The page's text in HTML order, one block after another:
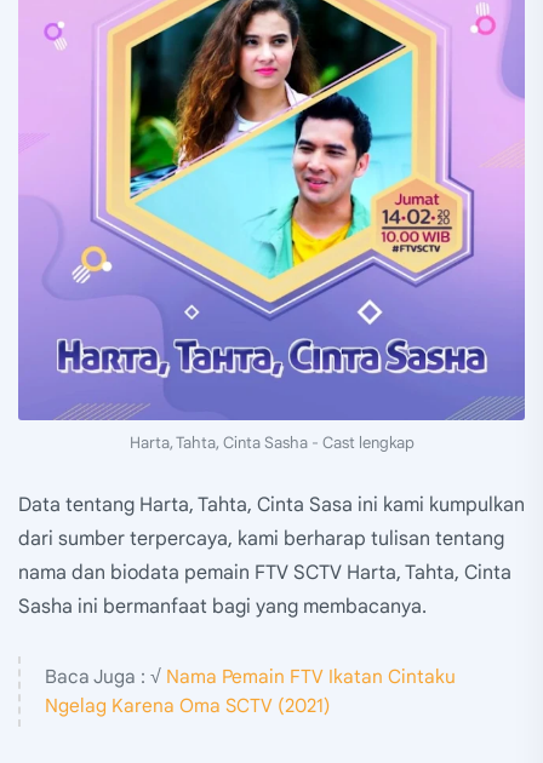
Harta, Tahta, Cinta Sasha - Cast lengkap
Data tentang Harta, Tahta, Cinta Sasa ini kami kumpulkan
dari sumber terpercaya, kami berharap tulisan tentang
nama dan biodata pemain FTV SCTV Harta, Tahta, Cinta
Sasha ini bermanfaat bagi yang membacanya.
Baca Juga : √ Nama Pemain FTV Ikatan Cintaku
Ngelag Karena Oma SCTV (2021)